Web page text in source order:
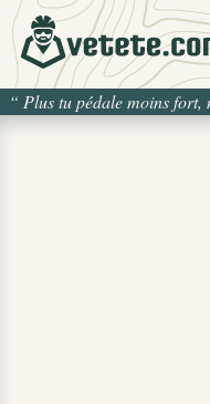
“ Plus tu pédale moins fort,